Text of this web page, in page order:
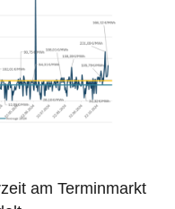
am Terminmarkt